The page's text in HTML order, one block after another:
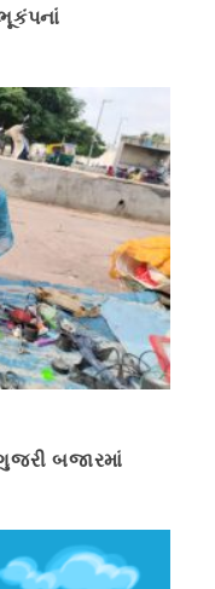
બજારમાં